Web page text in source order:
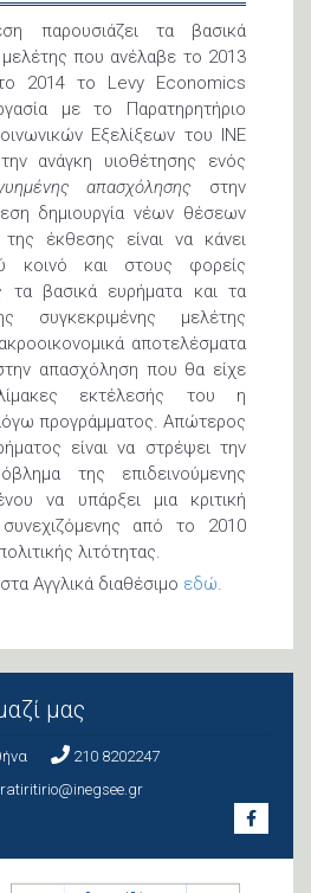
παρουσιάζει τα βασικά
που ανέλαβε το 2013
2014 το Levy Economics
με το Παρατηρητήριο
Εξελίξεων του ΙΝΕ
ανάγκη υιοθέτησης ενός
απασχόλησης στην
δημιουργία νέων θέσεων
έκθεσης είναι να κάνει
κοινό και στους φορείς
τα βασικά ευρήματα και τα
συγκεκριμένης μελέτης
αποτελέσματα
απασχόληση που θα είχε
εκτέλεσής του η
προγράμματος. Απώτερος
είναι να στρέψει την
της επιδεινούμενης
να υπάρξει μια κριτική
από το 2010
λιτότητας.
Αγγλικά διαθέσιμο εδώ.
μας
210 8202247